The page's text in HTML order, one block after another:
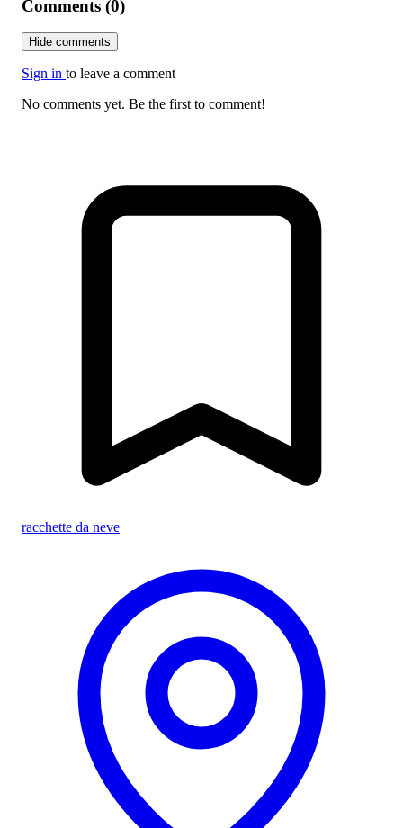
Comments (0)
Hide comments
Sign in to leave a comment
No comments yet. Be the first to comment!
racchette da neve